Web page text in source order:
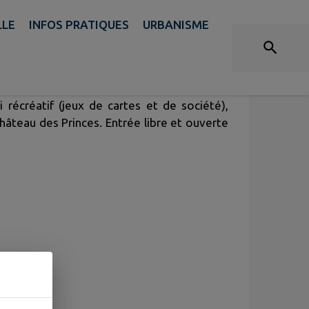
INFOS PRATIQUES URBANISME
récréatif (jeux de cartes et de société),
des Princes. Entrée libre et ouverte